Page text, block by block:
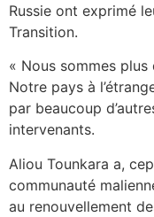
Russie ont exprimé
Transition.
« Nous sommes plus
Notre pays à
par beaucoup
intervenants.
Aliou Tounkara a,
communauté
au renouvellement